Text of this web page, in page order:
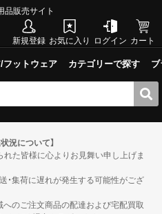
品販売サイト
新規登録 お気に入り ログイン カート
フットウェア カテゴリーで探す
況について】
た皆様に心よりお見舞い申し上げま
・集荷に遅れが発生する可能性がござ
へのご注文商品の配達および宅配買取